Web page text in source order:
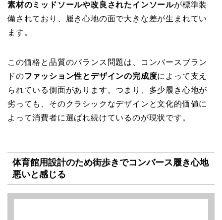
素材のミッドソールや改良されたインソールが標準装
備されており、履き心地の面で大きな差が生まれてい
ます。
この価格と品質のバランス問題は、コンバースブラン
ドのファッション性とデザインの完成度によって支え
られている側面があります。つまり、多少履き心地が
劣っても、そのクラシックなデザインと文化的価値に
よって消費者に選ばれ続けているのが現状です。
体育館用設計のため街歩きでコンバース履き心地
悪いと感じる